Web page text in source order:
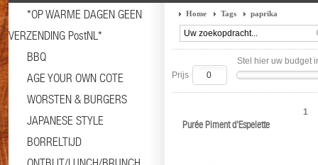
*OP WARME DAGEN GEEN
VERZENDING PostNL*
BBQ
AGE YOUR OWN COTE
WORSTEN & BURGERS
JAPANESE STYLE
BORRELTIJD
Home Tags paprika
Stel hier uw budget
Prijs
Purée Piment d'Espelette
1